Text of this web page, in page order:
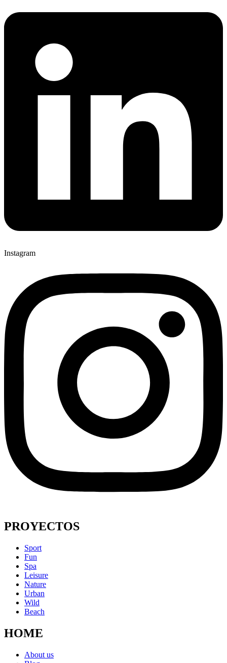
Instagram
PROYECTOS
Sport
Fun
Spa
Leisure
Nature
Urban
Wild
Beach
HOME
About us